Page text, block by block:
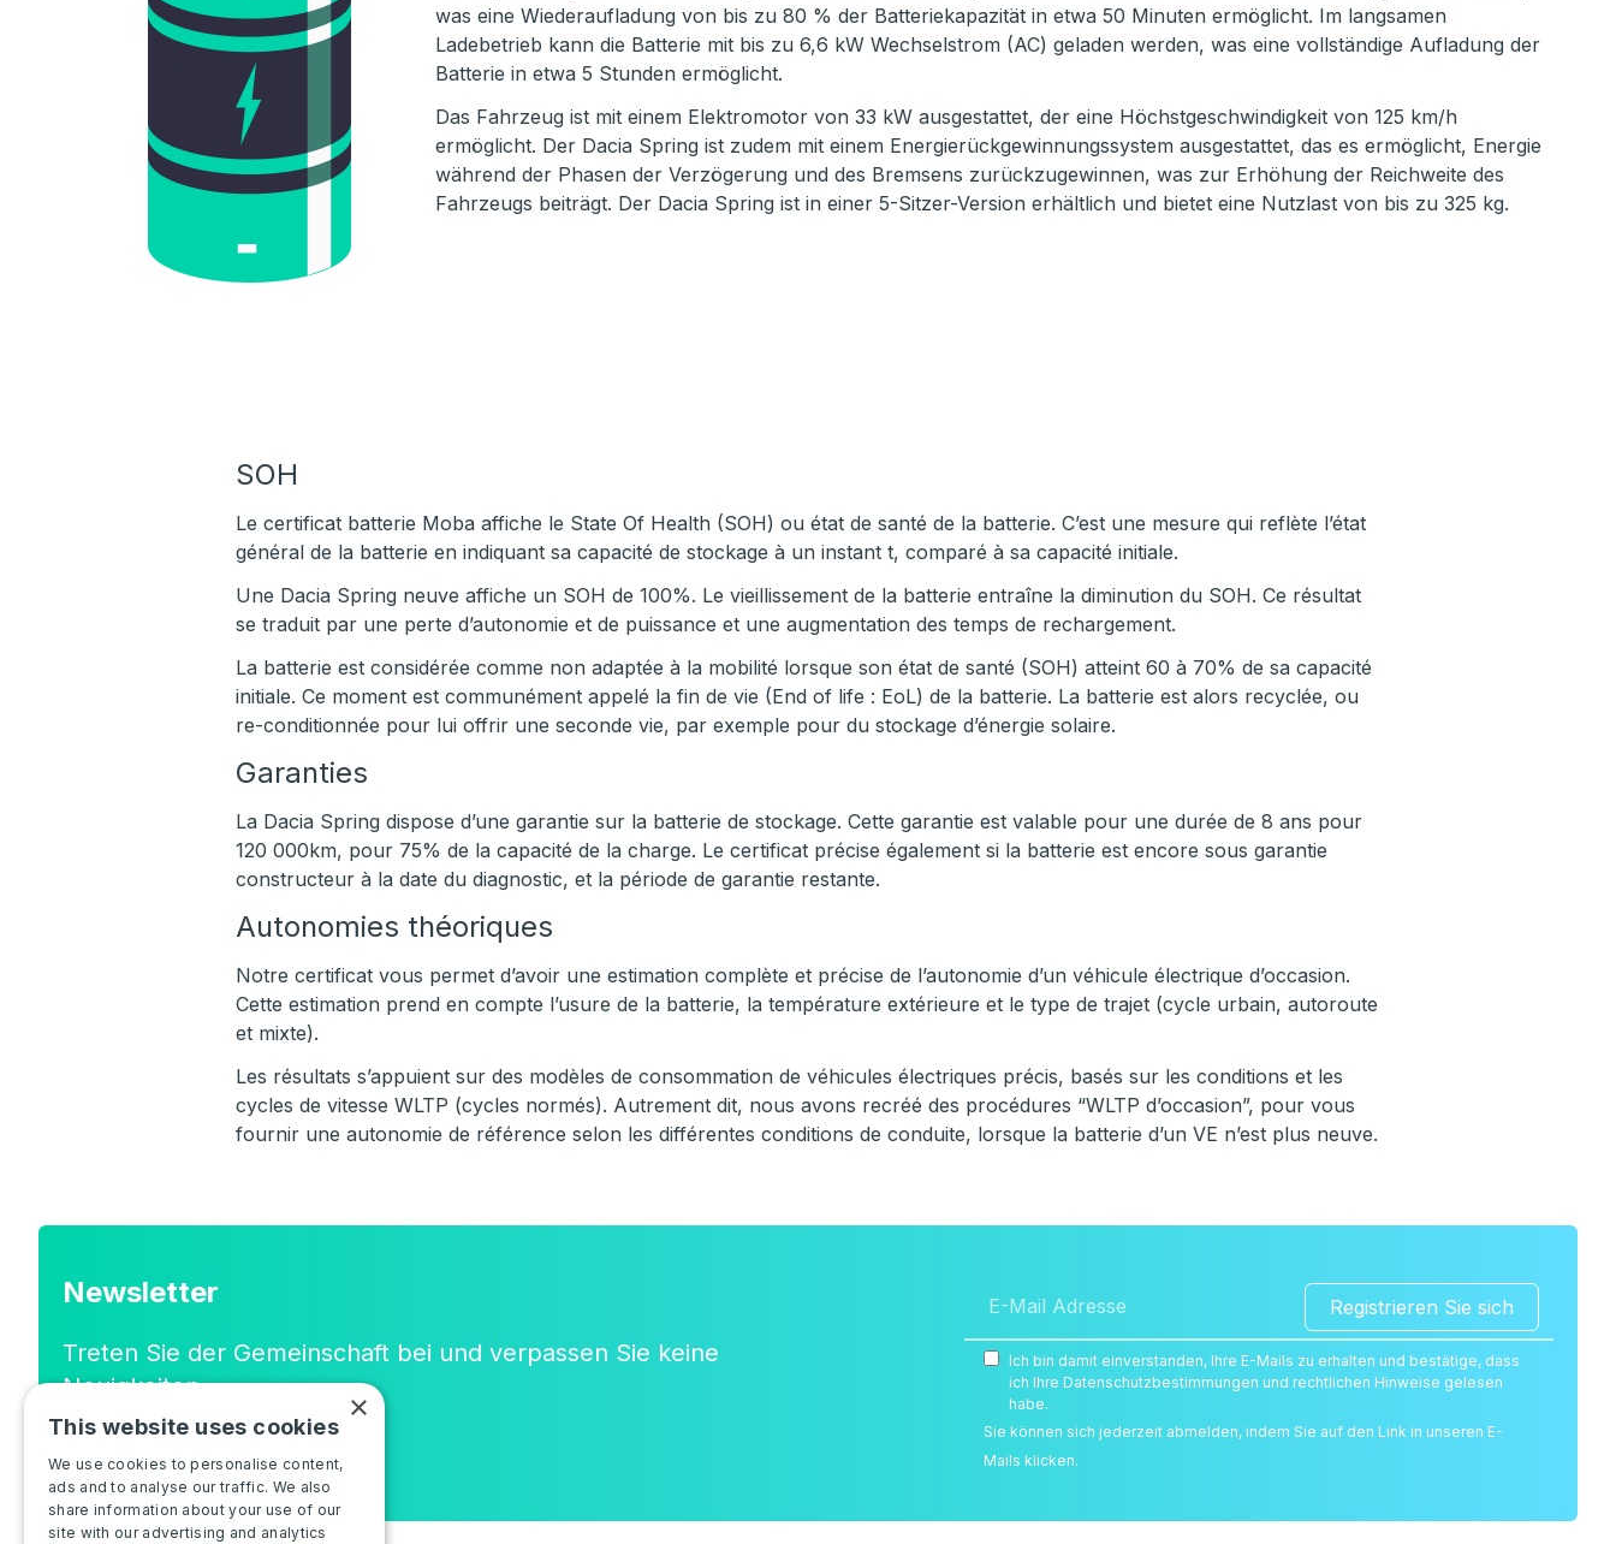
was eine Wiederaufladung von bis zu 80 % der Batteriekapazität in etwa 50 Minuten ermöglicht. Im langsamen
Ladebetrieb kann die Batterie mit bis zu 6,6 kW Wechselstrom (AC) geladen werden, was eine vollständige Aufladung der
Batterie in etwa 5 Stunden ermöglicht.
Das Fahrzeug ist mit einem Elektromotor von 33 kW ausgestattet, der eine Höchstgeschwindigkeit von 125 km/h
ermöglicht. Der Dacia Spring ist zudem mit einem Energierückgewinnungssystem ausgestattet, das es ermöglicht, Energie
während der Phasen der Verzögerung und des Bremsens zurückzugewinnen, was zur Erhöhung der Reichweite des
Fahrzeugs beiträgt. Der Dacia Spring ist in einer 5-Sitzer-Version erhältlich und bietet eine Nutzlast von bis zu 325 kg.
SOH
Le certificat batterie Moba affiche le State Of Health (SOH) ou état de santé de la batterie. C’est une mesure qui reflète l’état
général de la batterie en indiquant sa capacité de stockage à un instant t, comparé à sa capacité initiale.
Une Dacia Spring neuve affiche un SOH de 100%. Le vieillissement de la batterie entraîne la diminution du SOH. Ce résultat
se traduit par une perte d’autonomie et de puissance et une augmentation des temps de rechargement.
La batterie est considérée comme non adaptée à la mobilité lorsque son état de santé (SOH) atteint 60 à 70% de sa capacité
initiale. Ce moment est communément appelé la fin de vie (End of life : EoL) de la batterie. La batterie est alors recyclée, ou
re-conditionnée pour lui offrir une seconde vie, par exemple pour du stockage d’énergie solaire.
Garanties
La Dacia Spring dispose d’une garantie sur la batterie de stockage. Cette garantie est valable pour une durée de 8 ans pour
120 000km, pour 75% de la capacité de la charge. Le certificat précise également si la batterie est encore sous garantie
constructeur à la date du diagnostic, et la période de garantie restante.
Autonomies théoriques
Notre certificat vous permet d’avoir une estimation complète et précise de l’autonomie d’un véhicule électrique d’occasion.
Cette estimation prend en compte l’usure de la batterie, la température extérieure et le type de trajet (cycle urbain, autoroute
et mixte).
Les résultats s’appuient sur des modèles de consommation de véhicules électriques précis, basés sur les conditions et les
cycles de vitesse WLTP (cycles normés). Autrement dit, nous avons recréé des procédures “WLTP d’occasion”, pour vous
fournir une autonomie de référence selon les différentes conditions de conduite, lorsque la batterie d’un VE n’est plus neuve.
Newsletter
Treten Sie der Gemeinschaft bei und verpassen Sie keine
Neuigkeiten
oder neuen Funktionen!
Registrieren Sie sich
Ich bin damit einverstanden, Ihre E-Mails zu erhalten und bestätige, dass
ich Ihre Datenschutzbestimmungen und rechtlichen Hinweise gelesen
habe.
Sie können sich jederzeit abmelden, indem Sie auf den Link in unseren E-
Mails klicken.
×
This website uses cookies
We use cookies to personalise content,
ads and to analyse our traffic. We also
share information about your use of our
site with our advertising and analytics